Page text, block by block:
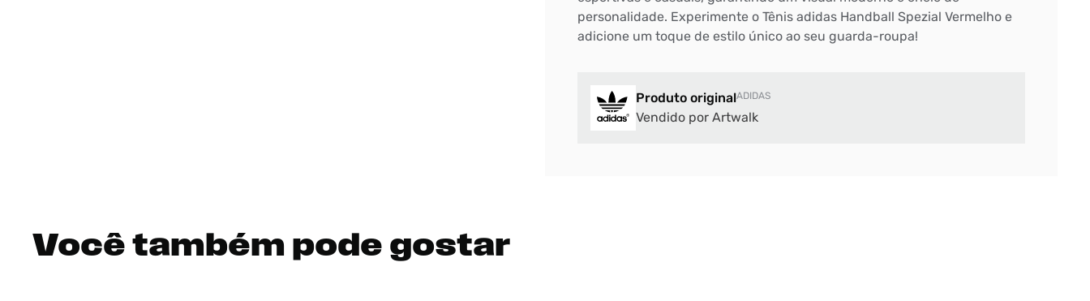
personalidade. Experimente o Tênis adidas Handball Spezial Vermelho e
adicione um toque de estilo único ao seu guarda-roupa!
Produto originalADIDAS
Vendido por Artwalk
Você também pode gostar